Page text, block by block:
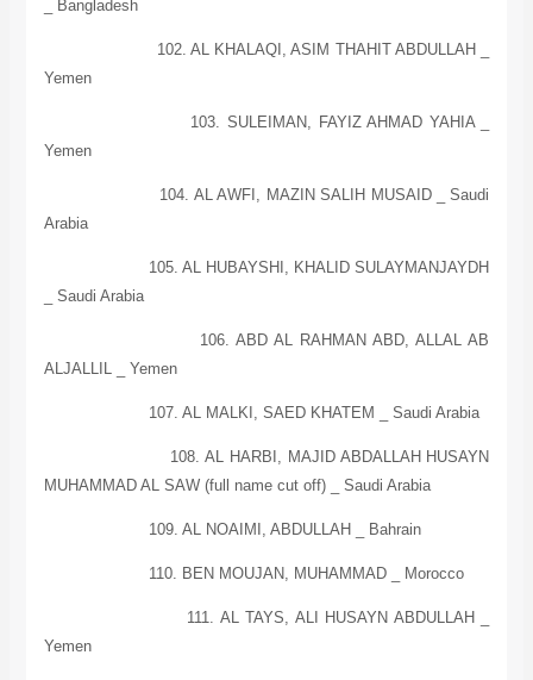
Bangladesh
102. AL KHALAQI, ASIM THAHIT ABDULLAH _
Yemen
103. SULEIMAN, FAYIZ AHMAD YAHIA _
Yemen
104. AL AWFI, MAZIN SALIH MUSAID _Saudi
Arabia
105. AL HUBAYSHI, KHALID SULAYMANJAYDH
Saudi Arabia
106. ABD AL RAHMAN ABD, ALLAL AB
ALJALLIL _ Yemen
107. AL MALKI, SAED KHATEM _ Saudi Arabia
108. AL HARBI, MAJID ABDALLAH HUSAYN
MUHAMMAD AL SAW (full name cut off) _ Saudi Arabia
109. AL NOAIMI, ABDULLAH _ Bahrain
110. BEN MOUJAN, MUHAMMAD _ Morocco
111. AL TAYS, ALI HUSAYN ABDULLAH _
Yemen